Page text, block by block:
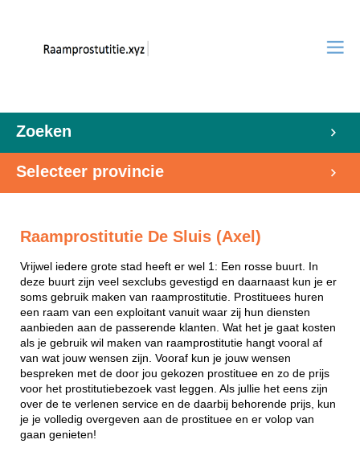
Zoeken
Selecteer provincie
Raamprostitutie De Sluis (Axel)
Vrijwel iedere grote stad heeft er wel 1: Een rosse buurt. In
deze buurt zijn veel sexclubs gevestigd en daarnaast kun je er
soms gebruik maken van raamprostitutie. Prostituees huren
een raam van een exploitant vanuit waar zij hun diensten
aanbieden aan de passerende klanten. Wat het je gaat kosten
als je gebruik wil maken van raamprostitutie hangt vooral af
van wat jouw wensen zijn. Vooraf kun je jouw wensen
bespreken met de door jou gekozen prostituee en zo de prijs
voor het prostitutiebezoek vast leggen. Als jullie het eens zijn
over de te verlenen service en de daarbij behorende prijs, kun
je je volledig overgeven aan de prostituee en er volop van
gaan genieten!